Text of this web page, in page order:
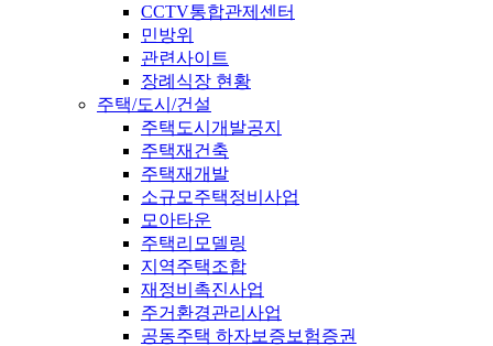
CCTV통합관제센터
민방위
관련사이트
장례식장 현황
주택/도시/건설
주택도시개발공지
주택재건축
주택재개발
소규모주택정비사업
모아타운
주택리모델링
지역주택조합
재정비촉진사업
주거환경관리사업
공동주택 하자보증보험증권